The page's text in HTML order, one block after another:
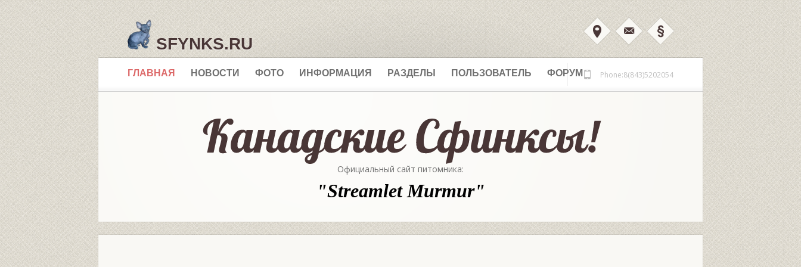
SFYNKS.RU
ГЛАВНАЯ НОВОСТИ ФОТО ИНФОРМАЦИЯ РАЗДЕЛЫ ПОЛЬЗОВАТЕЛЬ ФОРУМ Phone:8(843)5202054
Официальный сайт питомника:
"Streamlet Murmur"